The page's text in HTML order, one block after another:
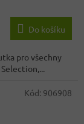
Do košíku
pro všechny
Kód: 906908